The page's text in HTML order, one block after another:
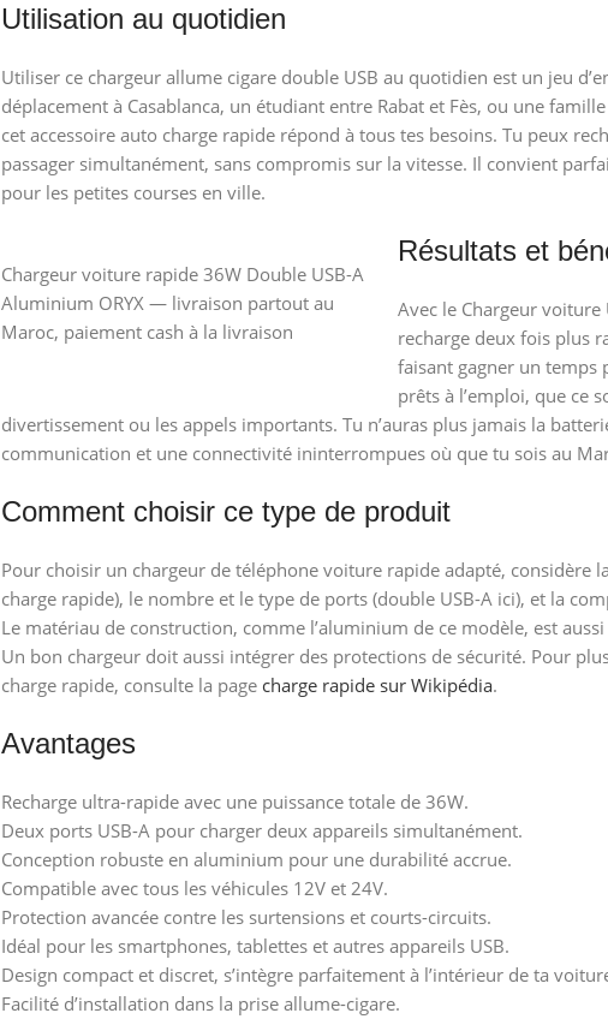
Utilisation au quotidien
Utiliser ce chargeur allume cigare double USB au quotidien est un jeu
déplacement à Casablanca, un étudiant entre Rabat et Fès, ou une
cet accessoire auto charge rapide répond à tous tes besoins. Tu peux
passager simultanément, sans compromis sur la vitesse. Il convient
pour les petites courses en ville.
Chargeur voiture rapide 36W Double USB-A
Aluminium ORYX — livraison partout au
Maroc, paiement cash à la livraison
Résultats et
Avec le Chargeur voiture
recharge deux fois plus
faisant gagner un temps
prêts à l’emploi, que ce
divertissement ou les appels importants. Tu n’auras plus jamais la
communication et une connectivité ininterrompues où que tu sois au
Comment choisir ce type de produit
Pour choisir un chargeur de téléphone voiture rapide adapté, considère
charge rapide), le nombre et le type de ports (double USB-A ici), et la
Le matériau de construction, comme l’aluminium de ce modèle, est
Un bon chargeur doit aussi intégrer des protections de sécurité. Pour
charge rapide, consulte la page charge rapide sur Wikipédia.
Avantages
Recharge ultra-rapide avec une puissance totale de 36W.
Deux ports USB-A pour charger deux appareils simultanément.
Conception robuste en aluminium pour une durabilité accrue.
Compatible avec tous les véhicules 12V et 24V.
Protection avancée contre les surtensions et courts-circuits.
Idéal pour les smartphones, tablettes et autres appareils USB.
Design compact et discret, s’intègre parfaitement à l’intérieur de ta
Facilité d’installation dans la prise allume-cigare.